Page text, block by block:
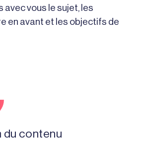
avec vous le sujet, les
en avant et les objectifs de
contenu